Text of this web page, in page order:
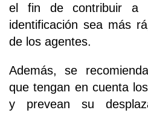
el fin de contribuir a
identificación sea más
de los agentes.
Además, se
que tengan en cuenta
y prevean su